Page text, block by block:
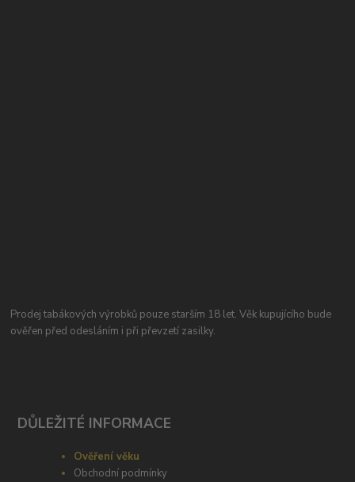
Prodej tabákových výrobků pouze starším 18 let. Věk kupujícího bude
ověřen před odesláním i při převzetí zasilky.
DŮLEŽITÉ INFORMACE
Ověření věku
Obchodní podmínky